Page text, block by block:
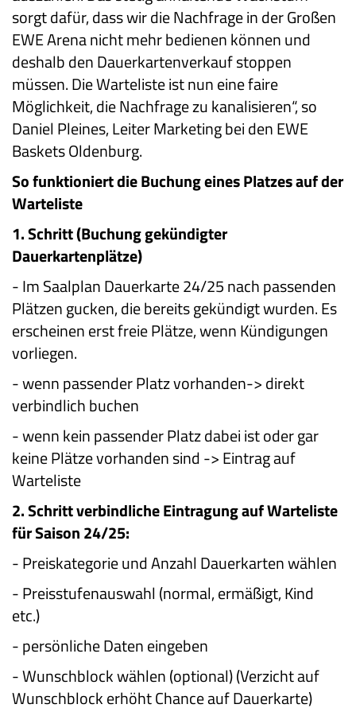
sorgt dafür, dass wir die Nachfrage in der Großen
EWE Arena nicht mehr bedienen können und
deshalb den Dauerkartenverkauf stoppen
müssen. Die Warteliste ist nun eine faire
Möglichkeit, die Nachfrage zu kanalisieren“, so
Daniel Pleines, Leiter Marketing bei den EWE
Baskets Oldenburg.
So funktioniert die Buchung eines Platzes auf der
Warteliste
1.Schritt (Buchung gekündigter
Dauerkartenplätze)
-Im Saalplan Dauerkarte 24/25 nach passenden
Plätzen gucken, die bereits gekündigt wurden. Es
erscheinen erst freie Plätze, wenn Kündigungen
vorliegen.
-wenn passender Platz vorhanden-> direkt
verbindlich buchen
-wenn kein passender Platz dabei ist oder gar
keine Plätze vorhanden sind -> Eintrag auf
Warteliste
2.Schritt verbindliche Eintragung auf Warteliste
für Saison 24/25:
-Preiskategorie und Anzahl Dauerkarten wählen
-Preisstufenauswahl (normal, ermäßigt, Kind
etc.)
-persönliche Daten eingeben
-Wunschblock wählen (optional) (Verzicht auf
Wunschblock erhöht Chance auf Dauerkarte)